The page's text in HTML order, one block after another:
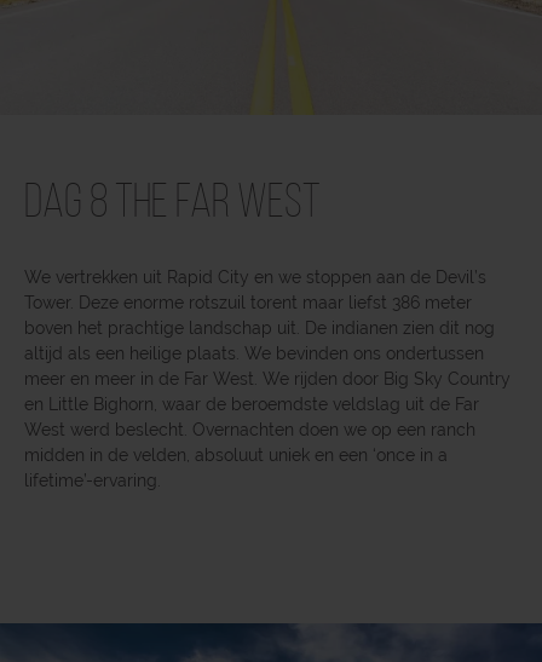
Dag 8 The Far West
We vertrekken uit Rapid City en we stoppen aan de Devil’s
Tower. Deze enorme rotszuil torent maar liefst 386 meter
boven het prachtige landschap uit. De indianen zien dit nog
altijd als een heilige plaats. We bevinden ons ondertussen
meer en meer in de Far West. We rijden door Big Sky Country
en Little Bighorn, waar de beroemdste veldslag uit de Far
West werd beslecht. Overnachten doen we op een ranch
midden in de velden, absoluut uniek en een ‘once in a
lifetime’-ervaring.